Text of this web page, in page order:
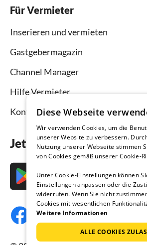
Für Vermieter
Inserieren und vermieten
Gastgebermagazin
Channel Manager
Hilfe Vermieter
Kontakt
Jetzt die App
Diese Webseite
Wir verwenden Cookies, um die
unserer Website zu verbessern.
Nutzung unserer Webseite stimmen
von Cookies gemäß unserer Cookie-
Unter Cookie-Einstellungen können
Einstellungen anpassen oder die
widerrufen. Wenn Sie nicht
Cookies mit wesentlichen
Weitere Informationen
ALLE COOKIES